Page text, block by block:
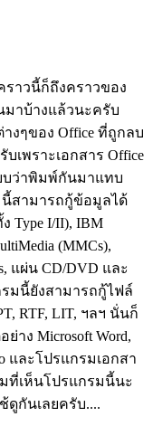
ราวนี้ก็ถึงคราวของ
มาบ้างแล้วนะครับ
งๆของ Office ที่ถูกลบ
เพราะเอกสาร Office
บว่าพิมพ์กันมาแทบ
สามารถกู้ข้อมูลได้
Type I/II), IBM
(MMCs),
แผ่น CD/DVD และ
มนี้ยังสามารถกู้ไฟล์
RTF, LIT, ฯลฯ นั่นก็
าง Microsoft Word,
และโปรแกรมเอกสา
ที่เห็นโปรแกรมนี้นะ
ดูกันเลยครับ....